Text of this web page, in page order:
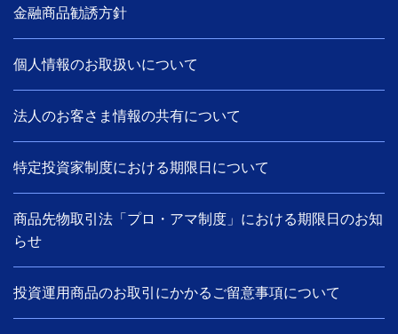
金融商品勧誘方針
個人情報のお取扱いについて
法人のお客さま情報の共有について
特定投資家制度における期限日について
商品先物取引法「プロ・アマ制度」における期限日のお知
らせ
投資運用商品のお取引にかかるご留意事項について